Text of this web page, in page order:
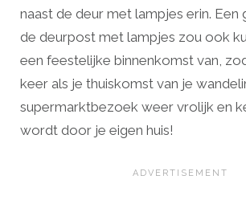
naast de deur met lampjes erin. Een
de deurpost met lampjes zou ook
een feestelijke binnenkomst van,
keer als je thuiskomst van je
supermarktbezoek weer vrolijk en
wordt door je eigen huis!